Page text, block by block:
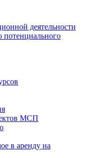
деятельности
потенциального
МСП
в аренду на